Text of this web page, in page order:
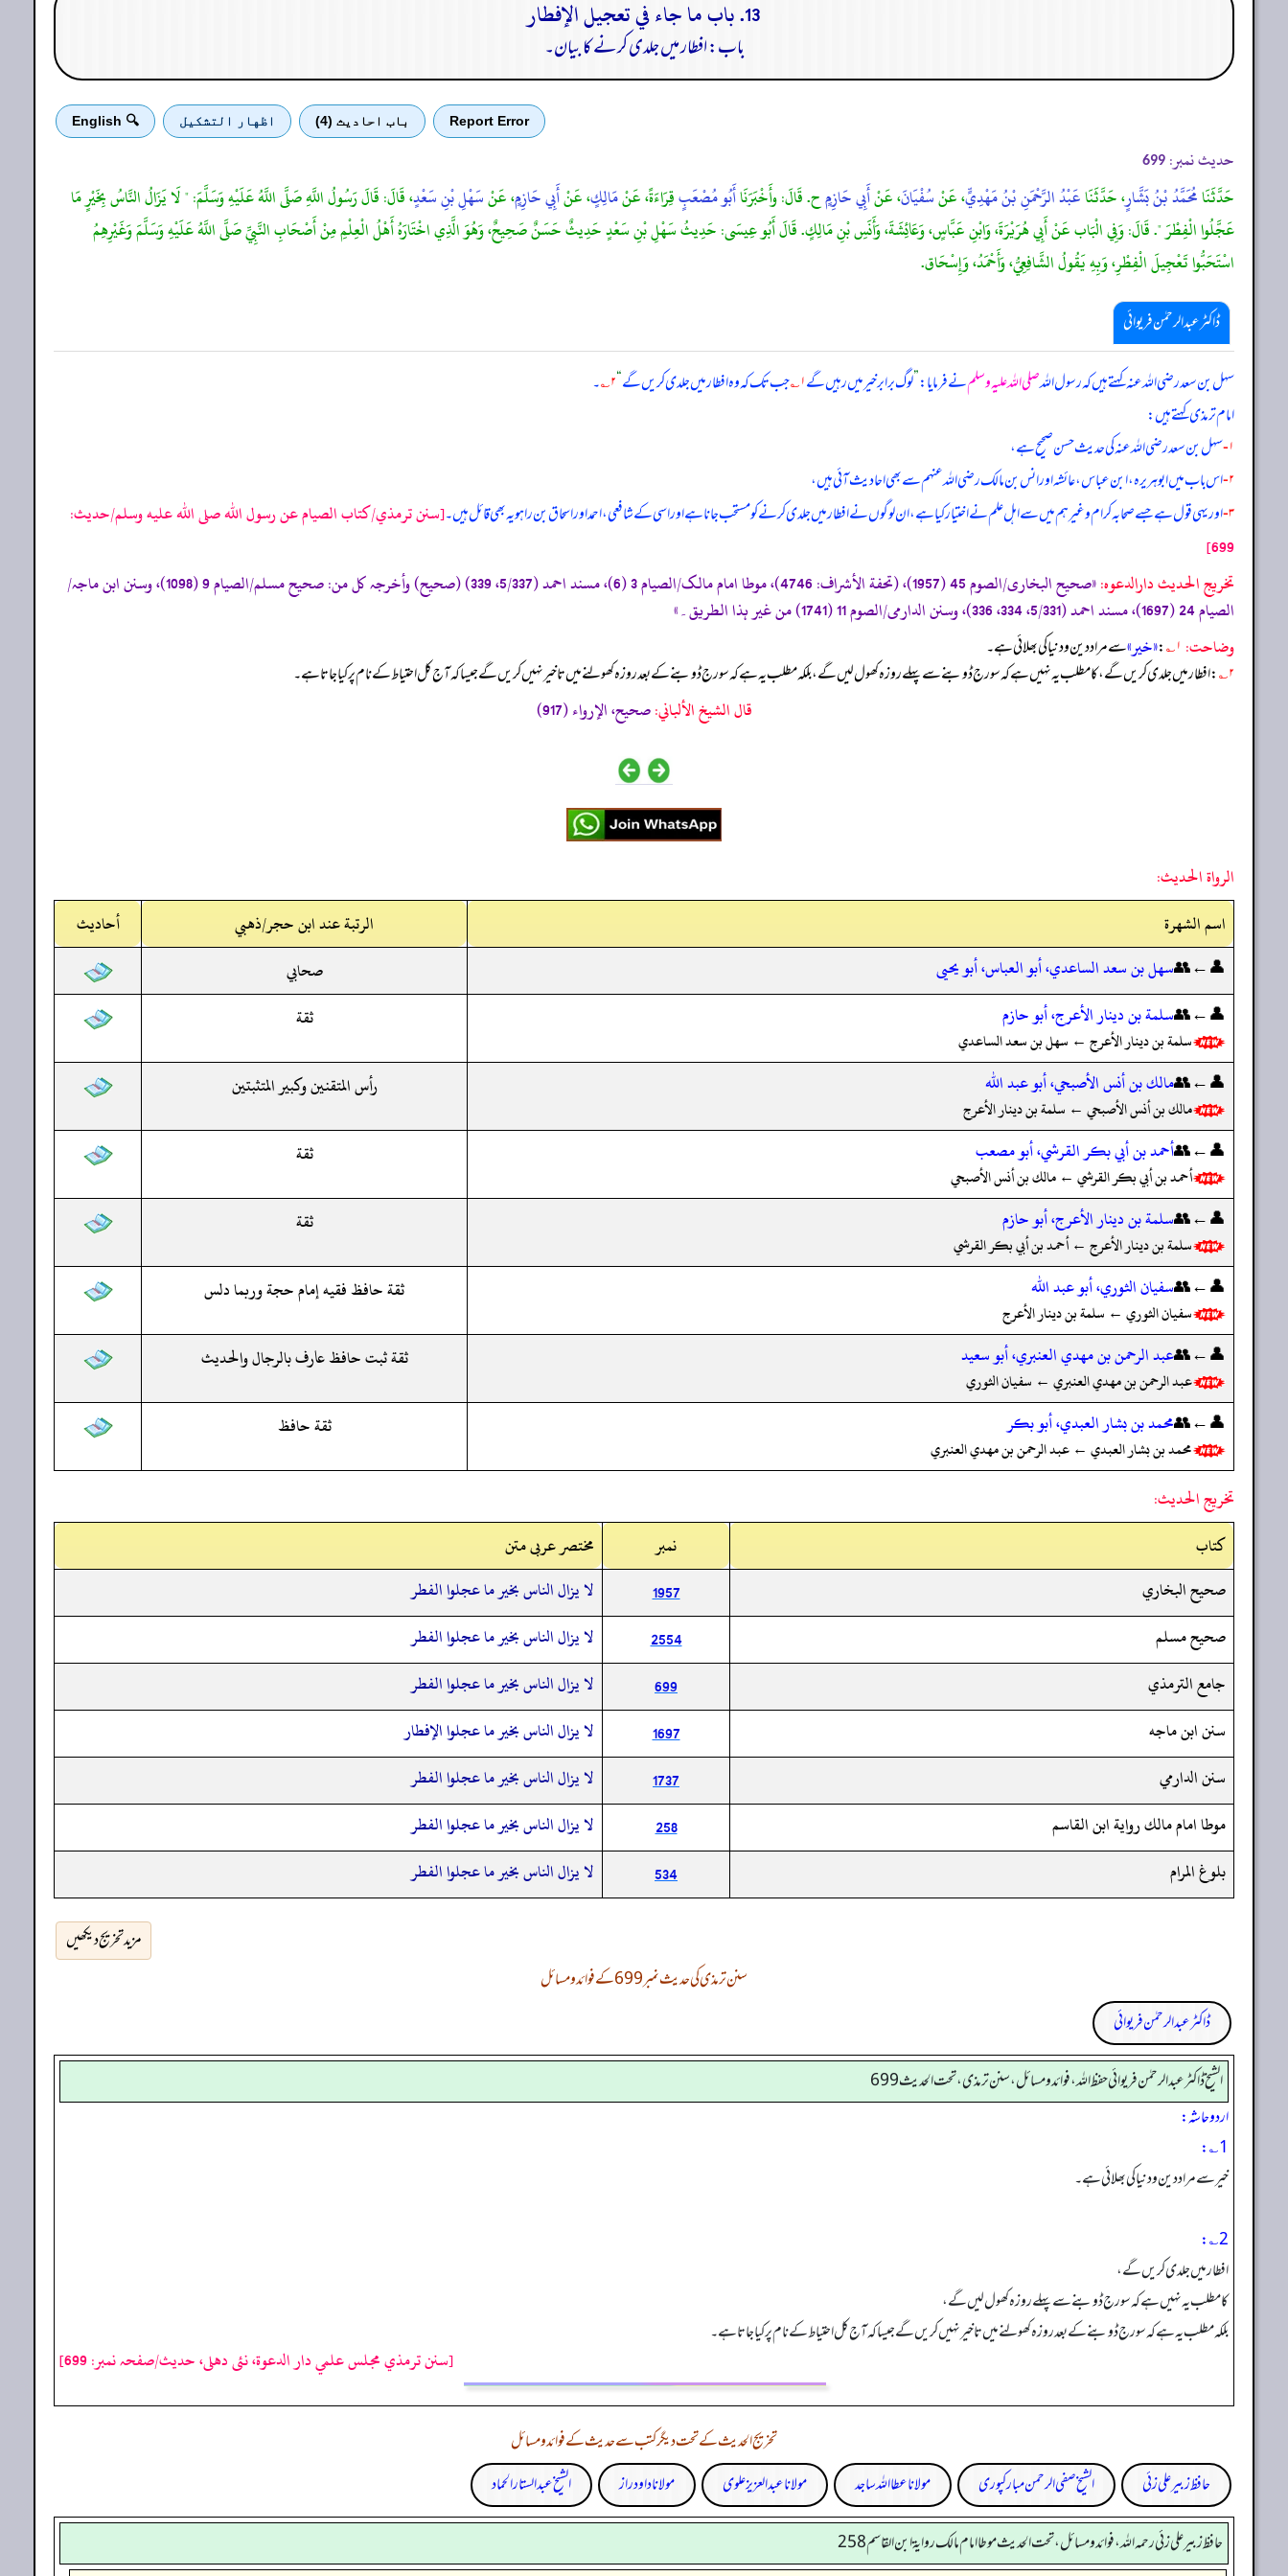
13. باب ما جاء في تعجيل الإفطار
باب: افطار میں جلدی کرنے کا بیان۔
Report Error باب احادیث (4) اظهار التشكيل 🔍 English
حدیث نمبر: 699
حَدَّثَنَامُحَمَّدُ بْنُ بَشَّارٍ، حَدَّثَنَاعَبْدُ الرَّحْمَنِ بْنُ مَهْدِيٍّ، عَنْسُفْيَانَ، عَنْأَبِي حَازِمٍح. قَالَ: وأَخْبَرَنَاأَبُو مُصْعَبٍقِرَاءَةً، عَنْمَالِكٍ، عَنْأَبِي حَازِمٍ، عَنْسَهْلِ بْنِ سَعْدٍ، قَالَ: قَالَ رَسُولُ اللَّهِ صَلَّى اللَّهُ عَلَيْهِ وَسَلَّمَ: " لَا يَزَالُ النَّاسُ بِخَيْرٍ مَا
عَجَّلُوا الْفِطْرَ ". قَالَ: وَفِي الْبَاب عَنْ أَبِي هُرَيْرَةَ، وَابْنِ عَبَّاسٍ، وَعَائِشَةَ، وَأَنَسِ بْنِ مَالِكٍ. قَالَ أَبُو عِيسَى: حَدِيثُ سَهْلِ بْنِ سَعْدٍ حَدِيثٌ حَسَنٌ صَحِيحٌ، وَهُوَ الَّذِي اخْتَارَهُ أَهْلُ الْعِلْمِ مِنْ أَصْحَابِ النَّبِيِّ صَلَّى اللَّهُ عَلَيْهِ وَسَلَّمَ وَغَيْرِهِمُ
اسْتَحَبُّوا تَعْجِيلَ الْفِطْرِ، وَبِهِ يَقُولُ الشَّافِعِيُّ، وَأَحْمَدُ، وَإِسْحَاق.
ڈاکٹر عبدالرحمٰن فریوائی
سہل بن سعد رضی الله عنہ کہتے ہیں کہرسول اللہصلی اللہ علیہ وسلمنے فرمایا:”لوگ برابر خیر میں رہیں گے۱؎ جب تک کہ وہ افطار میں جلدی کریں گے“۲؎ ۔
امام ترمذی کہتے ہیں:
۱- سہل بن سعد رضی الله عنہ کی حدیث حسن صحیح ہے،
۲- اس باب میں ابوہریرہ، ابن عباس، عائشہ اور انس بن مالک رضی الله عنہم سے بھی احادیث آئی ہیں،
۳- اور یہی قول ہے جسے صحابہ کرام وغیرہم میں سے اہل علم نے اختیار کیا ہے، ان لوگوں نے افطار میں جلدی کرنے کو مستحب جانا ہے اور اسی کے شافعی، احمد اور اسحاق بن راہویہ بھی قائل ہیں۔[سنن ترمذي/كتاب الصيام عن رسول الله صلى الله عليه وسلم/حدیث:
699]
تخریج الحدیث دارالدعوہ:
«صحیح البخاری/الصوم 45 (1957)، (تحفة الأشراف: 4746)، موطا امام مالک/الصیام 3 (6)، مسند احمد (5/337، 339) (صحیح) وأخرجہ کل من: صحیح مسلم/الصیام 9 (1098)، وسنن ابن ماجہ/
الصیام 24 (1697)، مسند احمد (5/331، 334، 336)، وسنن الدارمی/الصوم 11 (1741) من غیر ہذا الطریق۔»
وضاحت: ۱؎ :«خیر»سے مراد دین و دنیا کی بھلائی ہے۔
۲؎ : افطار میں جلدی کریں گے، کا مطلب یہ نہیں ہے کہ سورج ڈوبنے سے پہلے روزہ کھول لیں گے، بلکہ مطلب یہ ہے کہ سورج ڈوبنے کے بعد روزہ کھولنے میں تاخیر نہیں کریں گے جیسا کہ آج کل احتیاط کے نام پر کیا جاتا ہے۔
قال الشيخ الألباني:صحيح، الإرواء (917)
الرواة الحديث:
اسم الشهرة
الرتبة عند ابن حجر/ذهبي
أحاديث
👤←👥سهل بن سعد الساعدي، أبو العباس، أبو يحيى
صحابي
👤←👥سلمة بن دينار الأعرج، أبو حازم
سلمة بن دينار الأعرج ← سهل بن سعد الساعدي
ثقة
👤←👥مالك بن أنس الأصبحي، أبو عبد الله
مالك بن أنس الأصبحي ← سلمة بن دينار الأعرج
رأس المتقنين وكبير المتثبتين
👤←👥أحمد بن أبي بكر القرشي، أبو مصعب
أحمد بن أبي بكر القرشي ← مالك بن أنس الأصبحي
ثقة
👤←👥سلمة بن دينار الأعرج، أبو حازم
سلمة بن دينار الأعرج ← أحمد بن أبي بكر القرشي
ثقة
👤←👥سفيان الثوري، أبو عبد الله
سفيان الثوري ← سلمة بن دينار الأعرج
ثقة حافظ فقيه إمام حجة وربما دلس
👤←👥عبد الرحمن بن مهدي العنبري، أبو سعيد
عبد الرحمن بن مهدي العنبري ← سفيان الثوري
ثقة ثبت حافظ عارف بالرجال والحديث
👤←👥محمد بن بشار العبدي، أبو بكر
محمد بن بشار العبدي ← عبد الرحمن بن مهدي العنبري
ثقة حافظ
تخريج الحديث:
کتاب
نمبر
مختصر عربی متن
صحيح البخاري
1957
لا يزال الناس بخير ما عجلوا الفطر
صحيح مسلم
2554
لا يزال الناس بخير ما عجلوا الفطر
جامع الترمذي
699
لا يزال الناس بخير ما عجلوا الفطر
سنن ابن ماجه
1697
لا يزال الناس بخير ما عجلوا الإفطار
سنن الدارمي
1737
لا يزال الناس بخير ما عجلوا الفطر
موطا امام مالك رواية ابن القاسم
258
لا يزال الناس بخير ما عجلوا الفطر
بلوغ المرام
534 ‏‏‏‏لا يزال الناس بخير ما عجلوا الفطر
مزید تخریج دیکھیں
سنن ترمذی کی حدیث نمبر 699 کے فوائد و مسائل
ڈاکٹر عبدالرحمٰن فریوائی
الشیخ ڈاکٹر عبد الرحمٰن فریوائی حفظ اللہ، فوائد و مسائل، سنن ترمذی، تحت الحديث 699
اردو حاشہ:
1؎:
خیر سے مراد دین و دنیا کی بھلائی ہے۔
2؎:
افطار میں جلدی کریں گے،
کا مطلب یہ نہیں ہے کہ سورج ڈوبنے سے پہلے روزہ کھول لیں گے،
بلکہ مطلب یہ ہے کہ سورج ڈوبنے کے بعد روزہ کھولنے میں تاخیر نہیں کریں گے جیسا کہ آج کل احتیاط کے نام پر کیا جاتا ہے۔
[سنن ترمذي مجلس علمي دار الدعوة، نئى دهلى، حدیث/صفحہ نمبر: 699]
تخریج الحدیث کے تحت دیگر کتب سے حدیث کے فوائد و مسائل
حافظ زبیر علی زئی
الشیخ صفی الرحمن مبارکپوری مولانا عطا اللہ ساجد مولانا عبد العزیز علوی مولانا داود راز الشیخ عبدالستار الحماد
حافظ زبير على زئي رحمه الله، فوائد و مسائل، تحت الحديث موطا امام مالك رواية ابن القاسم 258